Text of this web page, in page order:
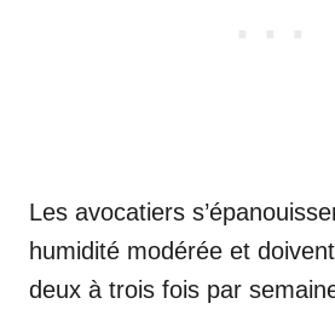
Les avocatiers
humidité modérée et
deux à trois fois par